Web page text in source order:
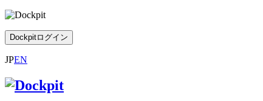
Dockpitログイン
JPEN